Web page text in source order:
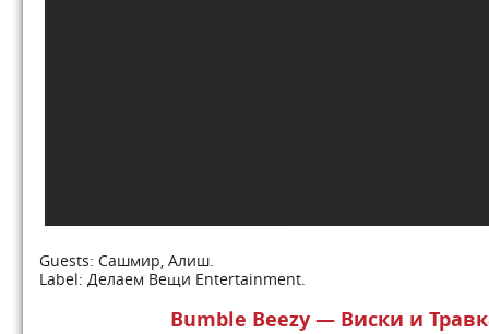
Guests: Сашмир, Алиш.
Label: Делаем Вещи Entertainment.
Bumble Beezy — Виски и